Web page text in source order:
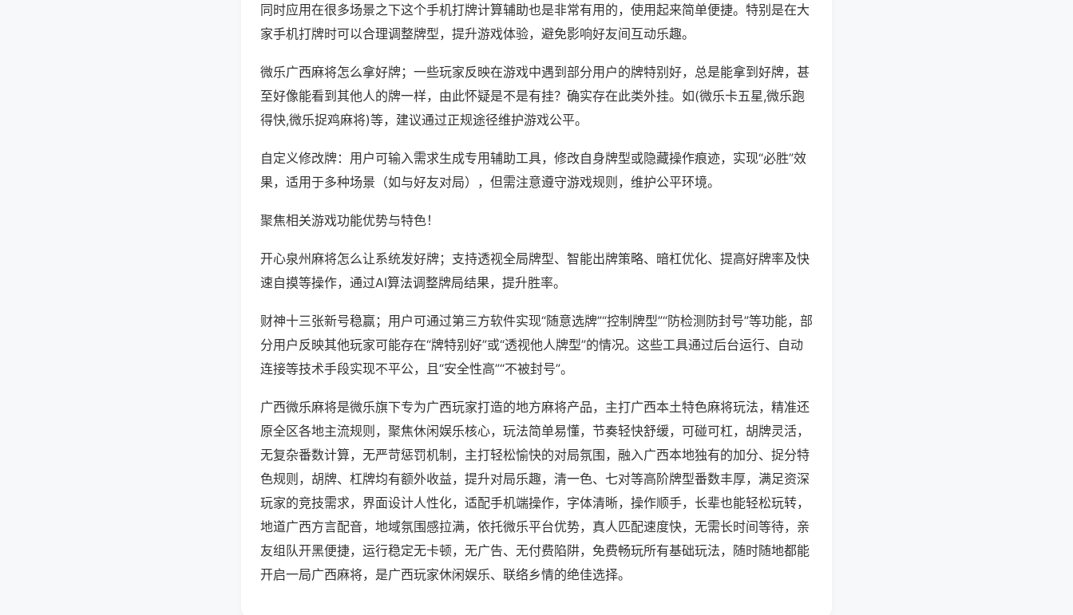
同时应用在很多场景之下这个手机打牌计算辅助也是非常有用的，使用起来简单便捷。特别是在大
家手机打牌时可以合理调整牌型，提升游戏体验，避免影响好友间互动乐趣。
微乐广西麻将怎么拿好牌；一些玩家反映在游戏中遇到部分用户的牌特别好，总是能拿到好牌，甚
至好像能看到其他人的牌一样，由此怀疑是不是有挂？确实存在此类外挂。如(微乐卡五星,微乐跑
得快,微乐捉鸡麻将)等，建议通过正规途径维护游戏公平。
自定义修改牌：用户可输入需求生成专用辅助工具，修改自身牌型或隐藏操作痕迹，实现“必胜”效
果，适用于多种场景（如与好友对局），但需注意遵守游戏规则，维护公平环境。
聚焦相关游戏功能优势与特色！
开心泉州麻将怎么让系统发好牌；支持透视全局牌型、智能出牌策略、暗杠优化、提高好牌率及快
速自摸等操作，通过AI算法调整牌局结果，提升胜率。
财神十三张新号稳赢；用户可通过第三方软件实现“随意选牌”“控制牌型”“防检测防封号”等功能，部
分用户反映其他玩家可能存在“牌特别好”或“透视他人牌型”的情况。这些工具通过后台运行、自动
连接等技术手段实现不平公，且“安全性高”“不被封号”。
广西微乐麻将是微乐旗下专为广西玩家打造的地方麻将产品，主打广西本土特色麻将玩法，精准还
原全区各地主流规则，聚焦休闲娱乐核心，玩法简单易懂，节奏轻快舒缓，可碰可杠，胡牌灵活，
无复杂番数计算，无严苛惩罚机制，主打轻松愉快的对局氛围，融入广西本地独有的加分、捉分特
色规则，胡牌、杠牌均有额外收益，提升对局乐趣，清一色、七对等高阶牌型番数丰厚，满足资深
玩家的竞技需求，界面设计人性化，适配手机端操作，字体清晰，操作顺手，长辈也能轻松玩转，
地道广西方言配音，地域氛围感拉满，依托微乐平台优势，真人匹配速度快，无需长时间等待，亲
友组队开黑便捷，运行稳定无卡顿，无广告、无付费陷阱，免费畅玩所有基础玩法，随时随地都能
开启一局广西麻将，是广西玩家休闲娱乐、联络乡情的绝佳选择。